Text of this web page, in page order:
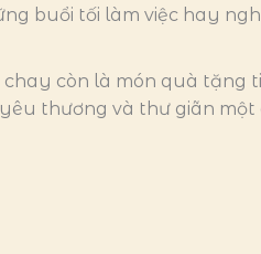
buổi tối làm việc hay
còn là món quà tặng
thương và thư giãn